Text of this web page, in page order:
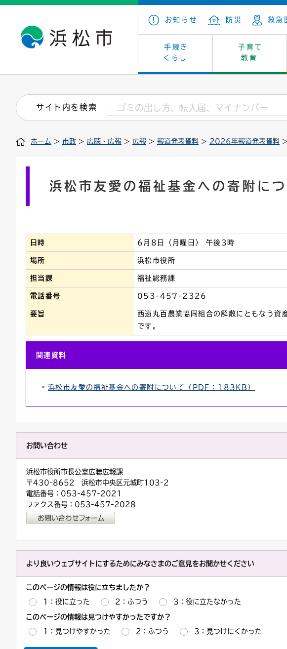
お知らせ 防災 救急
手続き
くらし
子育て
教育
戸籍・住民の手続き 保険・年金
住まい・建築 墓地・斎場
税金 法人税
印鑑登録証明書 戸籍謄本・抄本
子育て・青少年・若者 教育
看護専門学校 学級閉鎖
小学校一覧 中学
健康・医療 福祉
介護保険 保健
文化・芸術 文化財
浜松・浜名湖だいすきネット はじ
産業振興 カーボンニュートラル
発注情報(入札・契約) 福祉・介護
募集 雇用・就労
市の概要 庁舎案内
外郭団体 統計
職員採用 市有財産
会議 情報公開・個人情報
サイト内を検索
ホーム > 市政 > 広聴・広報 > 広報 > 報道発表資料 > 2026年報道発表資料 >
浜松市友愛の福祉基金への寄附に
日時 6月8日（月曜日） 午後3時
場所 浜松市役所
担当課 福祉総務課
電話番号 053-457-2326
要旨
西遠丸百農業協同組合の解散にともなう資
です。
関連資料
浜松市友愛の福祉基金への寄附について（PDF：183KB）
お問い合わせ
浜松市役所市長公室広聴広報課
〒430-8652 浜松市中央区元城町103-2
電話番号：053-457-2021
ファクス番号：053-457-2028
より良いウェブサイトにするためにみなさまのご意見をお聞かせください
このページの情報は役に立ちましたか？
1：役に立った 2：ふつう 3：役に立たなかった
このページの情報は見つけやすかったですか？
1：見つけやすかった 2：ふつう 3：見つけにくかった